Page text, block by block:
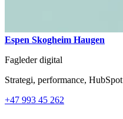
Espen Skogheim Haugen
Fagleder digital
Strategi, performance, HubSpot
+47 993 45 262